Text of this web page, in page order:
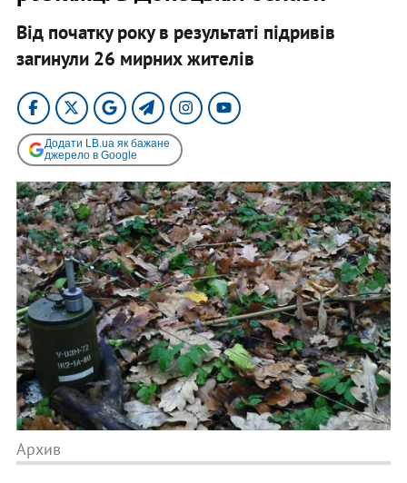
Від початку року в результаті підривів
загинули 26 мирних жителів
Додати LB.ua як бажане
джерело в Google
Архив